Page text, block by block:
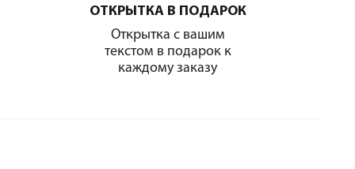
ОТКРЫТКА В ПОДАРОК
Открытка с вашим
текстом в подарок к
каждому заказу